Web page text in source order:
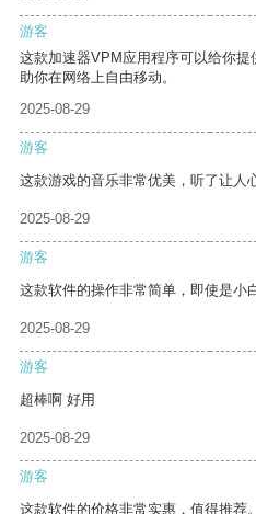
游客
这款加速器VPM应用程序可以给你
助你在网络上自由移动。
2025-08-29
游客
这款游戏的音乐非常优美，听了让人
2025-08-29
游客
这款软件的操作非常简单，即使是小
2025-08-29
游客
超棒啊 好用
2025-08-29
游客
这款软件的价格非常实惠，值得推荐。